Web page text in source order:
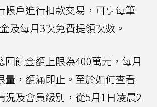
帳戶進行扣款交易，可享每筆
及每月3次免費提領次數。
回饋金額上限為400萬元，每月
量，額滿即止。至於如何查看
況及會員級別，從5月1日凌晨2